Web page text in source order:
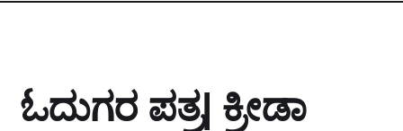
ಓದುಗರ ಪತ್ರ| ಕ್ರೀಡಾ